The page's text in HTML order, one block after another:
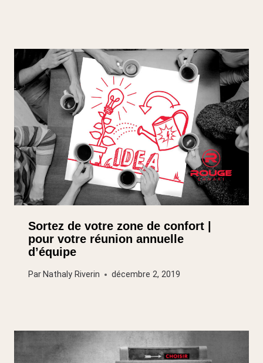
Sortez de votre zone de confort |
pour votre réunion annuelle
d’équipe
Par Nathaly Riverin décembre 2, 2019